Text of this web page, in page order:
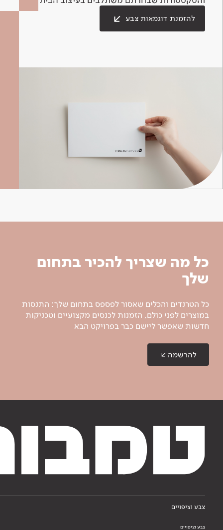
להזמנת דוגמאות צבע
כל מה שצריך להכיר בתחום
שלך
כל הטרנדים והכלים שאסור לפספס בתחום שלך: התנסות
במוצרים לפני כולם, הזמנות לכנסים מקצועיים וטכניקות
חדשות שאפשר ליישם כבר בפרויקט הבא
להרשמה
צבע וציפויים
צבע וציפויים